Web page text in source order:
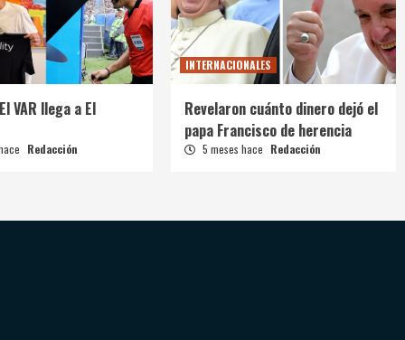
VAR llega a El
Redacción
INTERNACIONALES
Revelaron cuánto dinero dejó el
papa Francisco de herencia
5 meses hace Redacción